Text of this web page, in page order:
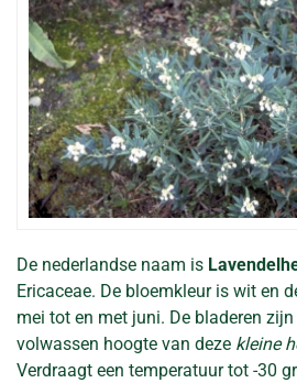
De nederlandse naam is
Ericaceae. De bloemkleur is wit en
mei tot en met juni. De bladeren
volwassen hoogte van deze kleine
Verdraagt een temperatuur tot -30